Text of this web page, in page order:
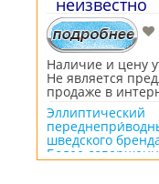
неизвестно
Наличие и цену
Не является
продаже в
Эллиптический
шведского
Более